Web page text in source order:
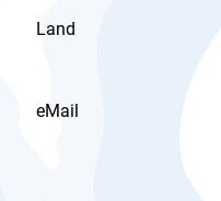
Land
eMail